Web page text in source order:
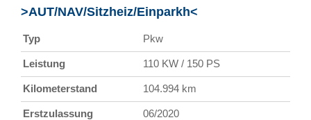
>AUT/NAV/Sitzheiz/Einparkh<
Typ Pkw
Leistung 110 KW / 150 PS
Kilometerstand 104.994 km
Erstzulassung 06/2020